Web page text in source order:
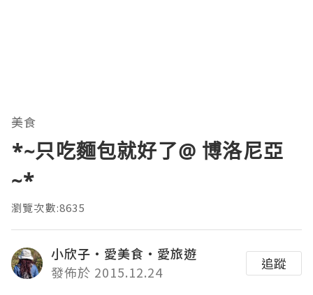
美食
*~只吃麵包就好了@ 博洛尼亞
~*
瀏覽次數:8635
小欣子‧愛美食‧愛旅遊
發佈於 2015.12.24
追蹤